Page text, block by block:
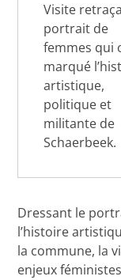
Visite
portrait de
femmes qui
marqué
artistique,
politique et
militante de
Schaerbeek.
Dressant le
l’histoire
la commune, la
enjeux